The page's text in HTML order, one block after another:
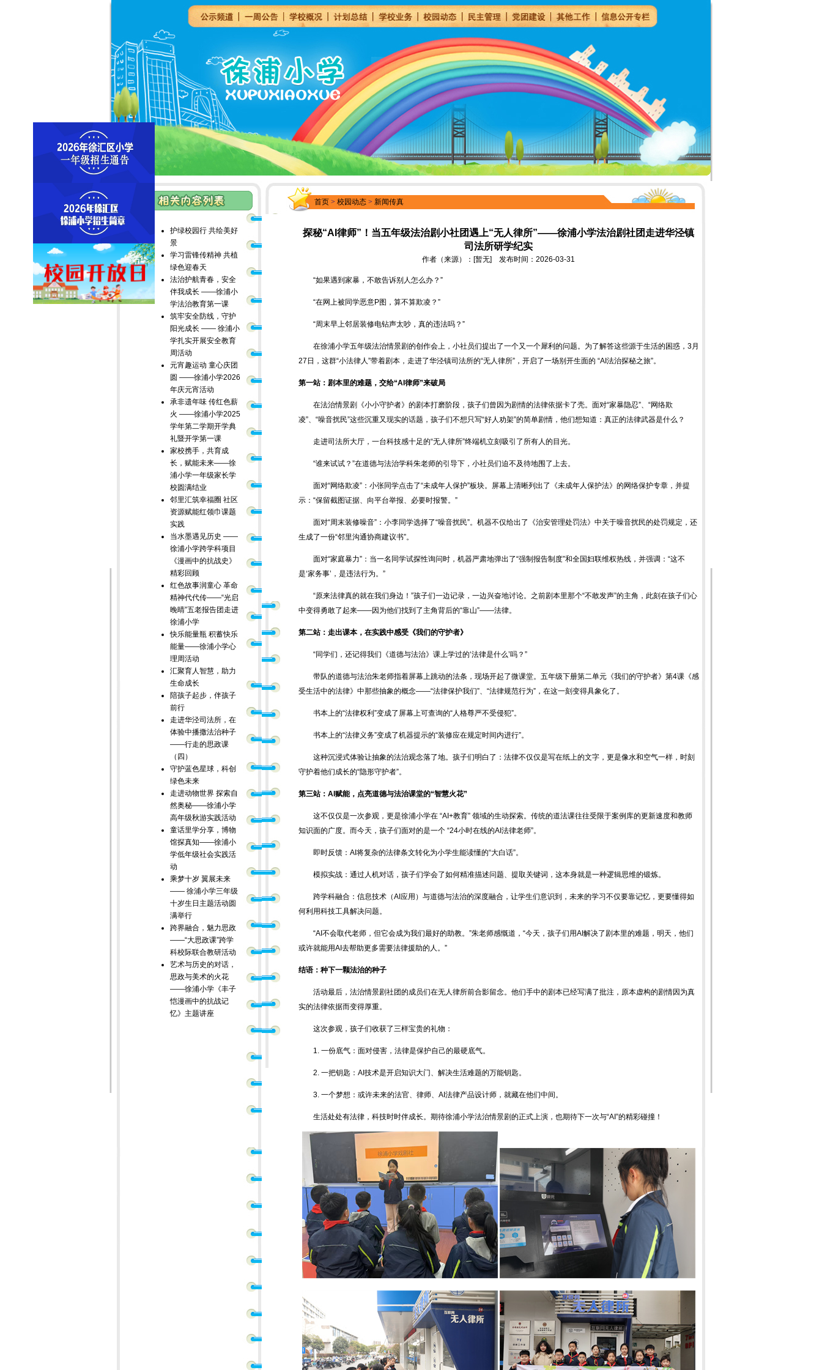
首页 > 校园动态 > 新闻传真
护绿校园行 共绘美好
景
学习雷锋传精神 共植
绿色迎春天
法治护航青春，安全
伴我成长 ——徐浦小
学法治教育第一课
筑牢安全防线，守护
阳光成长 —— 徐浦小
学扎实开展安全教育
周活动
元宵趣运动 童心庆团
圆 ——徐浦小学2026
年庆元宵活动
承非遗年味 传红色薪
火 ——徐浦小学2025
学年第二学期开学典
礼暨开学第一课
家校携手，共育成
长，赋能未来——徐
浦小学一年级家长学
校圆满结业
邻里汇筑幸福圈 社区
资源赋能红领巾课题
实践
当水墨遇见历史 ——
徐浦小学跨学科项目
《漫画中的抗战史》
精彩回顾
红色故事润童心 革命
精神代代传——“光启
晚晴”五老报告团走进
徐浦小学
快乐能量瓶 积蓄快乐
能量——徐浦小学心
理周活动
汇聚育人智慧，助力
生命成长
陪孩子起步，伴孩子
前行
走进华泾司法所，在
体验中播撒法治种子
——行走的思政课
（四）
守护蓝色星球，科创
绿色未来
走进动物世界 探索自
然奥秘——徐浦小学
高年级秋游实践活动
童话里学分享，博物
馆探真知——徐浦小
学低年级社会实践活
动
乘梦十岁 翼展未来
—— 徐浦小学三年级
十岁生日主题活动圆
满举行
跨界融合，魅力思政
——“大思政课”跨学
科校际联合教研活动
艺术与历史的对话，
思政与美术的火花
——徐浦小学《丰子
恺漫画中的抗战记
忆》主题讲座
探秘“AI律师”！当五年级法治剧小社团遇上“无人律所”——徐浦小学法治剧社团走进华泾镇
司法所研学纪实
作者（来源）：[暂无] 发布时间：2026-03-31
“如果遇到家暴，不敢告诉别人怎么办？”
“在网上被同学恶意P图，算不算欺凌？”
“周末早上邻居装修电钻声太吵，真的违法吗？”
在徐浦小学五年级法治情景剧的创作会上，小社员们提出了一个又一个犀利的问题。为了解答这些源于生活的困惑，3月
27日，这群“小法律人”带着剧本，走进了华泾镇司法所的“无人律所”，开启了一场别开生面的 “AI法治探秘之旅”。
第一站：剧本里的难题，交给“AI律师”来破局
在法治情景剧《小小守护者》的剧本打磨阶段，孩子们曾因为剧情的法律依据卡了壳。面对“家暴隐忍”、“网络欺
凌”、“噪音扰民”这些沉重又现实的话题，孩子们不想只写“好人劝架”的简单剧情，他们想知道：真正的法律武器是什么？
走进司法所大厅，一台科技感十足的“无人律所”终端机立刻吸引了所有人的目光。
“谁来试试？”在道德与法治学科朱老师的引导下，小社员们迫不及待地围了上去。
面对“网络欺凌”：小张同学点击了“未成年人保护”板块。屏幕上清晰列出了《未成年人保护法》的网络保护专章，并提
示：“保留截图证据、向平台举报、必要时报警。”
面对“周末装修噪音”：小李同学选择了“噪音扰民”。机器不仅给出了《治安管理处罚法》中关于噪音扰民的处罚规定，还
生成了一份“邻里沟通协商建议书”。
面对“家庭暴力”：当一名同学试探性询问时，机器严肃地弹出了“强制报告制度”和全国妇联维权热线，并强调：“这不
是‘家务事’，是违法行为。”
“原来法律真的就在我们身边！”孩子们一边记录，一边兴奋地讨论。之前剧本里那个“不敢发声”的主角，此刻在孩子们心
中变得勇敢了起来——因为他们找到了主角背后的“靠山”——法律。
第二站：走出课本，在实践中感受《我们的守护者》
“同学们，还记得我们《道德与法治》课上学过的‘法律是什么’吗？”
带队的道德与法治朱老师指着屏幕上跳动的法条，现场开起了微课堂。五年级下册第二单元《我们的守护者》第4课《感
受生活中的法律》中那些抽象的概念——“法律保护我们”、“法律规范行为”，在这一刻变得具象化了。
书本上的“法律权利”变成了屏幕上可查询的“人格尊严不受侵犯”。
书本上的“法律义务”变成了机器提示的“装修应在规定时间内进行”。
这种沉浸式体验让抽象的法治观念落了地。孩子们明白了：法律不仅仅是写在纸上的文字，更是像水和空气一样，时刻
守护着他们成长的“隐形守护者”。
第三站：AI赋能，点亮道德与法治课堂的“智慧火花”
这不仅仅是一次参观，更是徐浦小学在 “AI+教育” 领域的生动探索。传统的道法课往往受限于案例库的更新速度和教师
知识面的广度。而今天，孩子们面对的是一个 “24小时在线的AI法律老师”。
即时反馈：AI将复杂的法律条文转化为小学生能读懂的“大白话”。
模拟实战：通过人机对话，孩子们学会了如何精准描述问题、提取关键词，这本身就是一种逻辑思维的锻炼。
跨学科融合：信息技术（AI应用）与道德与法治的深度融合，让学生们意识到，未来的学习不仅要靠记忆，更要懂得如
何利用科技工具解决问题。
“AI不会取代老师，但它会成为我们最好的助教。”朱老师感慨道，“今天，孩子们用AI解决了剧本里的难题，明天，他们
或许就能用AI去帮助更多需要法律援助的人。”
结语：种下一颗法治的种子
活动最后，法治情景剧社团的成员们在无人律所前合影留念。他们手中的剧本已经写满了批注，原本虚构的剧情因为真
实的法律依据而变得厚重。
这次参观，孩子们收获了三样宝贵的礼物：
1. 一份底气：面对侵害，法律是保护自己的最硬底气。
2. 一把钥匙：AI技术是开启知识大门、解决生活难题的万能钥匙。
3. 一个梦想：或许未来的法官、律师、AI法律产品设计师，就藏在他们中间。
生活处处有法律，科技时时伴成长。期待徐浦小学法治情景剧的正式上演，也期待下一次与“AI”的精彩碰撞！